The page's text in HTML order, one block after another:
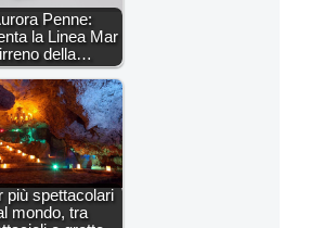
Penne:
la Linea Mar
della…
più spettacolari
mondo, tra